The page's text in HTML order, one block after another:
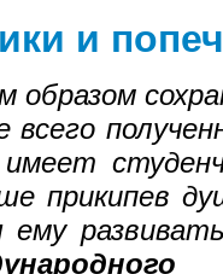
и
образом
всего
прикипев
ему